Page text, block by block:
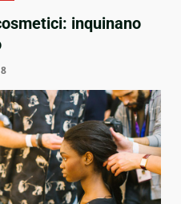
inquinano